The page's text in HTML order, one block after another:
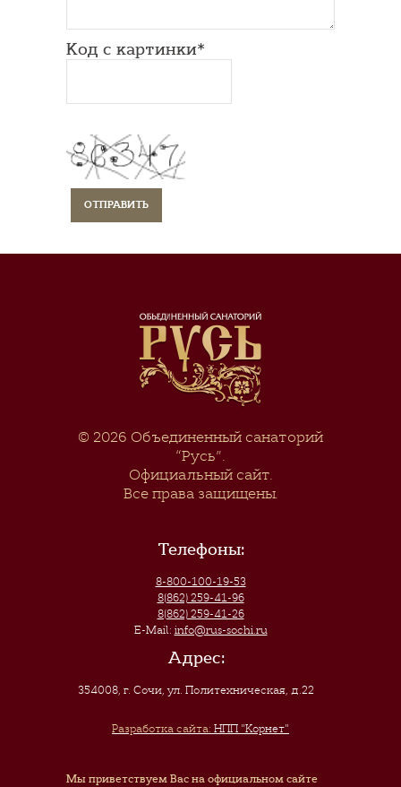
Код с картинки*
© 2026 Объединенный санаторий
“Русь”.
Официальный сайт.
Все права защищены.
Телефоны:
8-800-100-19-53
8(862) 259-41-96
8(862) 259-41-26
E-Mail: info@rus-sochi.ru
Адрес:
354008, г. Сочи,ул. Политехническая, д.22
Разработка сайта: НПП "Корнет"
Мы приветствуем Вас на официальном сайте